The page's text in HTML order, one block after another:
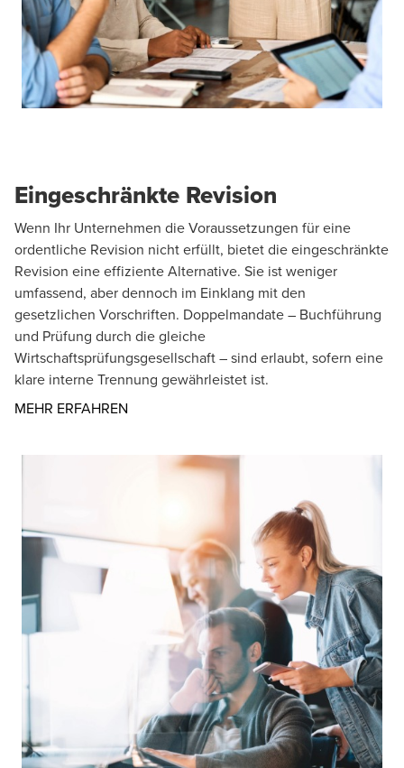
Eingeschränkte Revision
Wenn Ihr Unternehmen die Voraussetzungen für eine
ordentliche Revision nicht erfüllt, bietet die eingeschränkte
Revision eine effiziente Alternative. Sie ist weniger
umfassend, aber dennoch im Einklang mit den
gesetzlichen Vorschriften. Doppelmandate – Buchführung
und Prüfung durch die gleiche
Wirtschaftsprüfungsgesellschaft – sind erlaubt, sofern eine
klare interne Trennung gewährleistet ist.
MEHR ERFAHREN